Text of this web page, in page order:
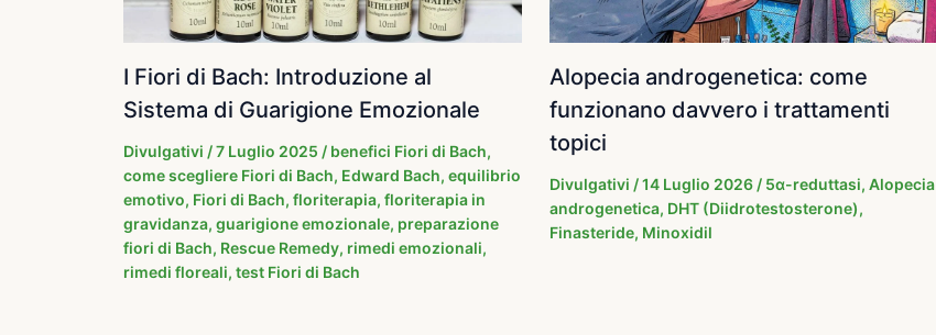
I Fiori di Bach: Introduzione al
Sistema di Guarigione Emozionale
Divulgativi /7 Luglio 2025 / benefici Fiori di Bach,
come scegliere Fiori di Bach, Edward Bach, equilibrio
emotivo, Fiori di Bach, floriterapia, floriterapia in
gravidanza, guarigione emozionale, preparazione
fiori di Bach, Rescue Remedy, rimedi emozionali,
rimedi floreali, test Fiori di Bach
Alopecia androgenetica: come
funzionano davvero i trattamenti
topici
Divulgativi /14 Luglio 2026 / 5α-reduttasi, Alopecia
androgenetica, DHT (Diidrotestosterone),
Finasteride, Minoxidil